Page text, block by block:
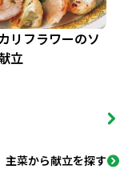
リフラワーのソ
立
主菜から献立を探す